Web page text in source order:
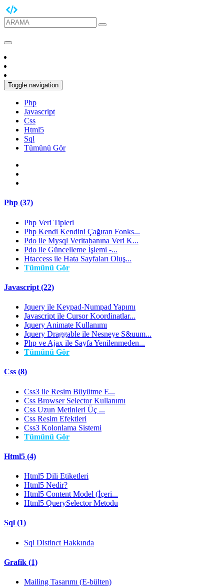
Toggle navigation
Php
Javascript
Css
Html5
Sql
Tümünü Gör
Php (37)
Php Veri Tipleri
Php Kendi Kendini Çağıran Fonks...
Pdo ile Mysql Veritabanına Veri K...
Pdo ile Güncelleme İşlemi -...
Htaccess ile Hata Sayfaları Oluş...
Tümünü Gör
Javascript (22)
Jquery ile Keypad-Numpad Yapımı
Javascript ile Cursor Koordinatlar...
Jquery Animate Kullanımı
Jquery Draggable ile Nesneye S&uum...
Php ve Ajax ile Sayfa Yenilenmeden...
Tümünü Gör
Css (8)
Css3 ile Resim Büyütme E...
Css Browser Selector Kullanımı
Css Uzun Metinleri Üç ...
Css Resim Efektleri
Css3 Kolonlama Sistemi
Tümünü Gör
Html5 (4)
Html5 Dili Etiketleri
Html5 Nedir?
Html5 Content Model (İçeri...
Html5 QuerySelector Metodu
Sql (1)
Sql Distinct Hakkında
Grafik (1)
Mailing Tasarımı (E-bülten)